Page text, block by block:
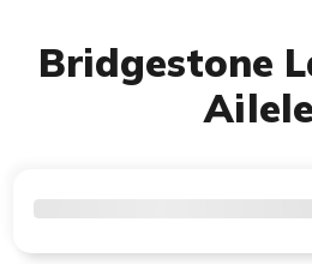
Bridgestone